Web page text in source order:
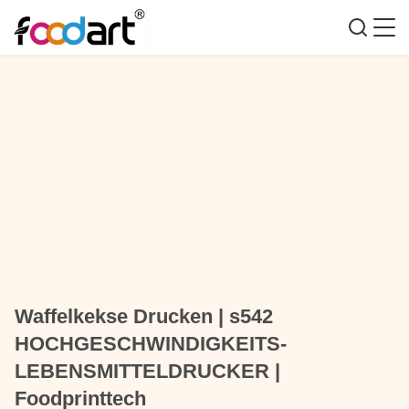
Waffelkekse Drucken | s542
HOCHGESCHWINDIGKEITS-
LEBENSMITTELDRUCKER |
Foodprinttech